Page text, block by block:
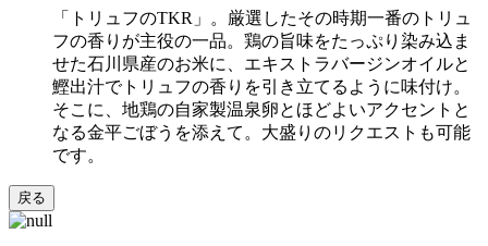
「トリュフのTKR」。厳選したその時期一番のトリュ
フの香りが主役の一品。鶏の旨味をたっぷり染み込ま
せた石川県産のお米に、エキストラバージンオイルと
鰹出汁でトリュフの香りを引き立てるように味付け。
そこに、地鶏の自家製温泉卵とほどよいアクセントと
なる金平ごぼうを添えて。大盛りのリクエストも可能
です。
戻る